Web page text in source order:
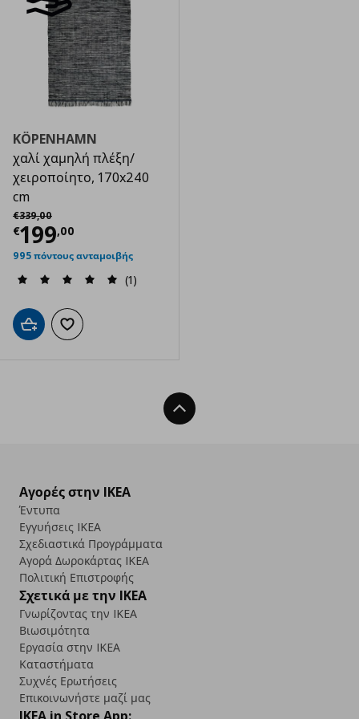
KÖPENHAMN
χαλί χαμηλή πλέξη/
χειροποίητο, 170x240
cm
€339,00
Αρχική τιμή
€199,00
Τρέχουσα τιμή
995 πόντους ανταμοιβής
(1)
Προσθήκη στο καλάθι
Προσθήκη στα αγαπημένα
Back To Top
Αγορές στην IKEA
Έντυπα
Εγγυήσεις IKEA
Σχεδιαστικά Προγράμματα
Αγορά Δωρoκάρτας IKEA
Πολιτική Επιστροφής
Σχετικά με την IKEA
Γνωρίζοντας την IKEA
Βιωσιμότητα
Εργασία στην IKEA
Καταστήματα
Συχνές Ερωτήσεις
Επικοινωνήστε μαζί μας